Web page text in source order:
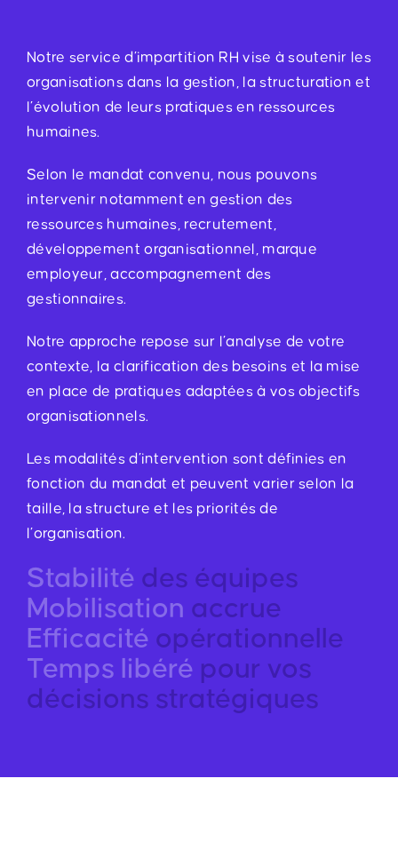
Notre service d’impartition RH vise à soutenir les
organisations dans la gestion, la structuration et
l’évolution de leurs pratiques en ressources
humaines.
Selon le mandat convenu, nous pouvons
intervenir notamment en gestion des
ressources humaines, recrutement,
développement organisationnel, marque
employeur, accompagnement des
gestionnaires.
Notre approche repose sur l’analyse de votre
contexte, la clarification des besoins et la mise
en place de pratiques adaptées à vos objectifs
organisationnels.
Les modalités d’intervention sont définies en
fonction du mandat et peuvent varier selon la
taille, la structure et les priorités de
l’organisation.
Stabilité des équipes
Mobilisation accrue
Efficacité opérationnelle
Temps libéré pour vos
décisions stratégiques